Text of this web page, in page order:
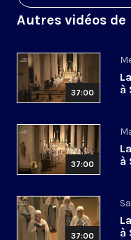
Autres vidéos de
37:00
à
37:00
à
37:00
à